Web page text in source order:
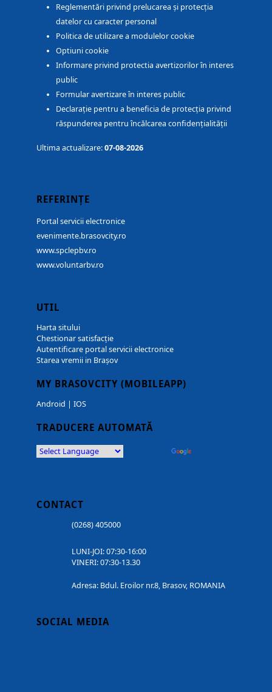
Reglementări privind prelucarea și protecția
datelor cu caracter personal
Politica de utilizare a modulelor cookie
Optiuni cookie
Informare privind protectia avertizorilor în interes
public
Formular avertizare în interes public
Declarație pentru a beneficia de protecția privind
răspunderea pentru încălcarea confidențialității
Ultima actualizare:07-08-2026
REFERINȚE
Portal servicii electronice
evenimente.brasovcity.ro
www.spclepbv.ro
www.voluntarbv.ro
UTIL
Harta sitului
Chestionar satisfacție
Autentificare portal servicii electronice
Starea vremii in Brașov
MY BRASOVCITY (MOBILEAPP)
Android | IOS
TRADUCERE AUTOMATĂ
CONTACT
(0268) 405000
LUNI-JOI: 07:30-16:00
VINERI: 07:30-13.30
Adresa: Bdul. Eroilor nr.8, Brasov, ROMANIA
SOCIAL MEDIA